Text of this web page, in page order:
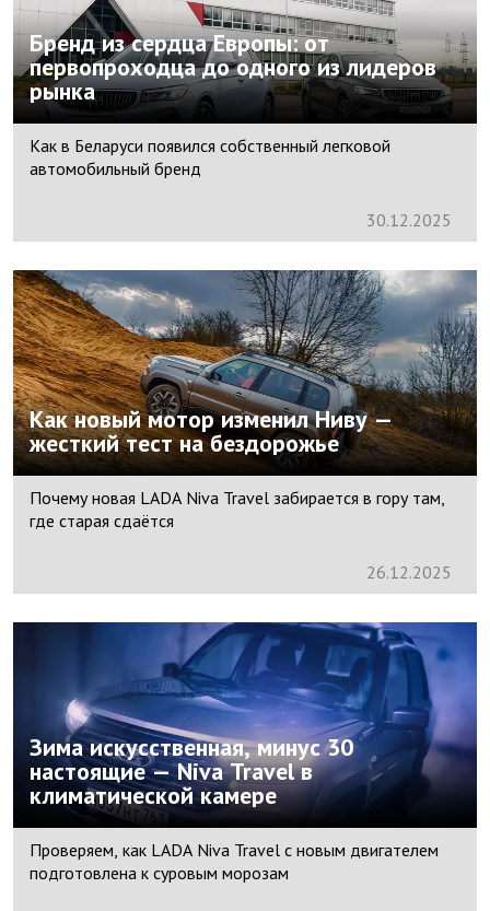
Бренд из сердца Европы: от
первопроходца до одного из лидеров
рынка
Как в Беларуси появился собственный легковой
автомобильный бренд
30.12.2025
Как новый мотор изменил Ниву —
жесткий тест на бездорожье
Почему новая LADA Niva Travel забирается в гору там,
где старая сдаётся
26.12.2025
Зима искусственная, минус 30
настоящие — Niva Travel в
климатической камере
Проверяем, как LADA Niva Travel с новым двигателем
подготовлена к суровым морозам